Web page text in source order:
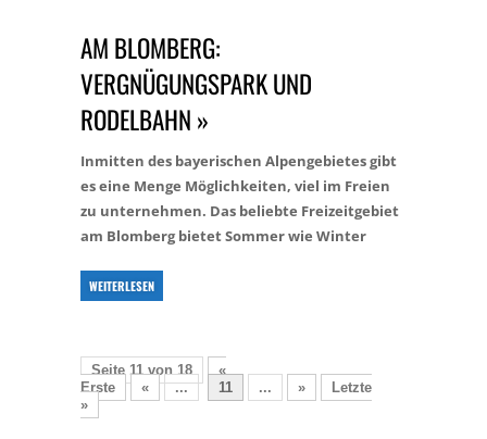
AM BLOMBERG:
VERGNÜGUNGSPARK UND
RODELBAHN »
Inmitten des bayerischen Alpengebietes gibt
es eine Menge Möglichkeiten, viel im Freien
zu unternehmen. Das beliebte Freizeitgebiet
am Blomberg bietet Sommer wie Winter
WEITERLESEN
Seite 11 von 18
«
Erste
« ... 11 ... »
Letzte
»